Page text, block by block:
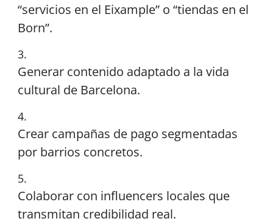
“servicios en el Eixample” o “tiendas en el
Born”.
Generar contenido adaptado a la vida
cultural de Barcelona.
Crear campañas de pago segmentadas
por barrios concretos.
Colaborar con influencers locales que
transmitan credibilidad real.